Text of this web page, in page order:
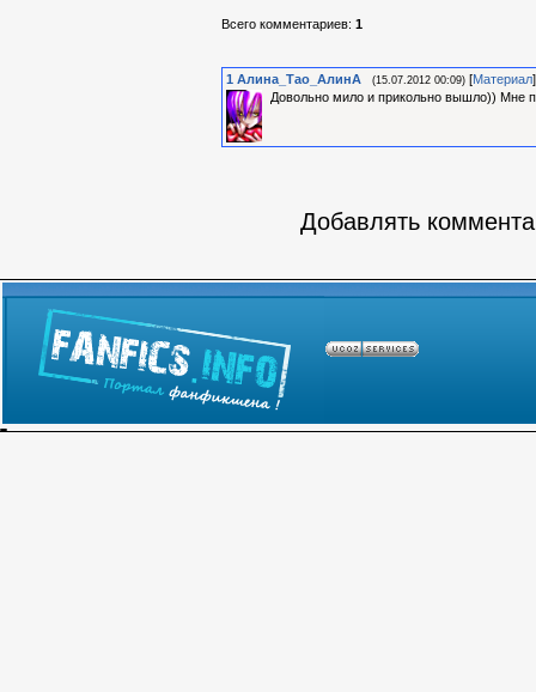
Всего комментариев: 1
1 Алина_Тао_АлинА (15.07.2012 00:09) [Материал]
Довольно мило и прикольно вышло)) Мне
Добавлять